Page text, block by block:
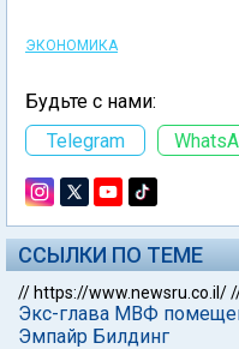
ЭКОНОМИКА
Будьте с нами:
Telegram
ССЫЛКИ ПО ТЕМЕ
// https://www.newsru.co.il/
Экс-глава МВФ
Эмпайр Билдинг